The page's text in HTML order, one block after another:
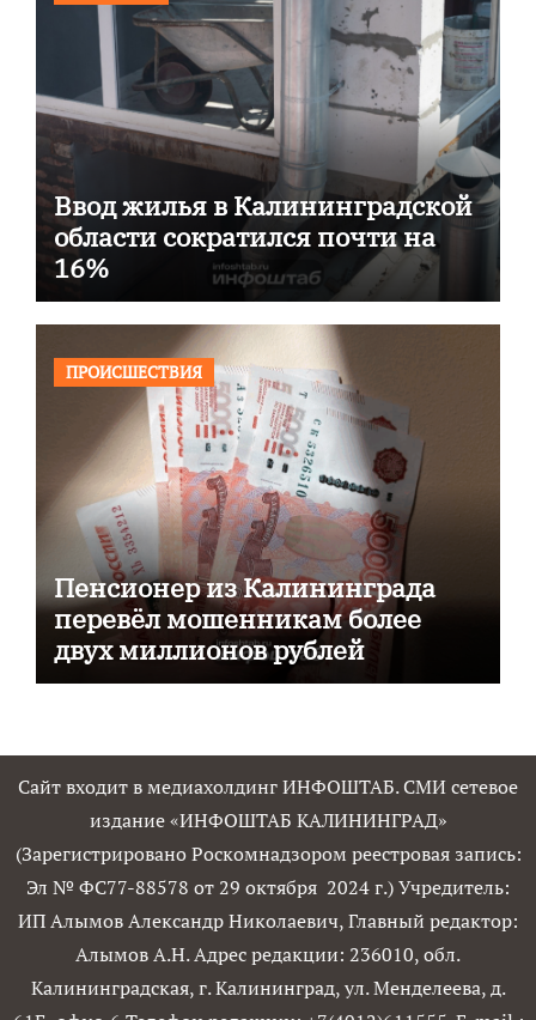
Ввод жилья в Калининградской
области сократился почти на
16%
ПРОИСШЕСТВИЯ
Пенсионер из Калининграда
перевёл мошенникам более
двух миллионов рублей
Сайт входит в медиахолдинг ИНФОШТАБ. СМИ сетевое
издание «ИНФОШТАБ КАЛИНИНГРАД»
(Зарегистрировано Роскомнадзором реестровая запись:
Эл № ФС77-88578 от 29 октября 2024 г.) Учредитель:
ИП Алымов Александр Николаевич, Главный редактор:
Алымов А.Н. Адрес редакции: 236010, обл.
Калининградская, г. Калининград, ул. Менделеева, д.